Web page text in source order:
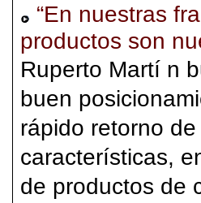
“En nuestras
productos son
Ruperto Martí n
buen
rápido retorno
características,
de productos de